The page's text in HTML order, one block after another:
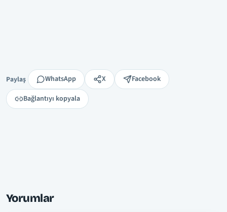
Paylaş
Paylaş WhatsApp X
Facebook
Bağlantıyı kopyala
Yorumlar